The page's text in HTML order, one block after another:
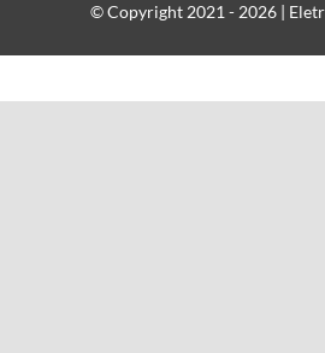
© Copyright 2021 - 2026 |